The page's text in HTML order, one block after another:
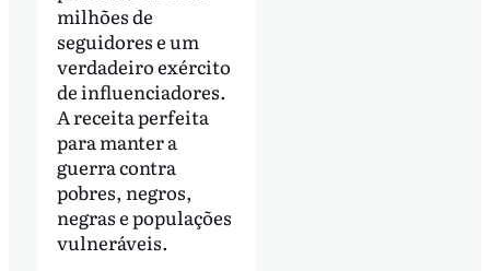
milhões de
seguidores e um
verdadeiro exército
de influenciadores.
A receita perfeita
para manter a
guerra contra
pobres, negros,
negras e populações
vulneráveis.